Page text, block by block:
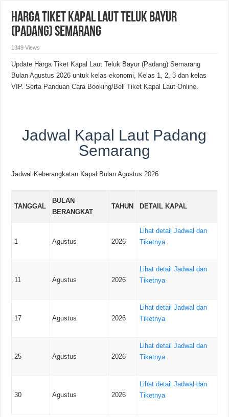
Harga Tiket Kapal Laut Teluk Bayur
(Padang) Semarang
1349 Views
Update Harga Tiket Kapal Laut Teluk Bayur (Padang) Semarang
Bulan Agustus 2026 untuk kelas ekonomi, Kelas 1, 2, 3 dan kelas
VIP. Serta Panduan Cara Booking/Beli Tiket Kapal Laut Online.
Jadwal Kapal Laut Padang
Semarang
Jadwal Keberangkatan Kapal Bulan Agustus 2026
TANGGAL
BULAN
BERANGKAT
TAHUN DETAIL KAPAL
1 Agustus 2026
Lihat detail Jadwal dan
Tiketnya
11 Agustus 2026
Lihat detail Jadwal dan
Tiketnya
17 Agustus 2026
Lihat detail Jadwal dan
Tiketnya
25 Agustus 2026
Lihat detail Jadwal dan
Tiketnya
30 Agustus 2026
Lihat detail Jadwal dan
Tiketnya